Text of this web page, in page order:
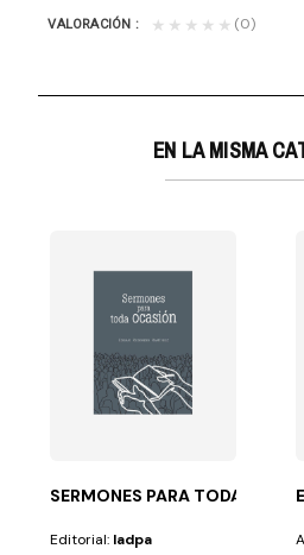
VALORACIÓN ★★★★★ (0)
EN LA MISMA
a venir a la iglesia, pero es
SERMONES PARA TODA
Editorial: Iadpa